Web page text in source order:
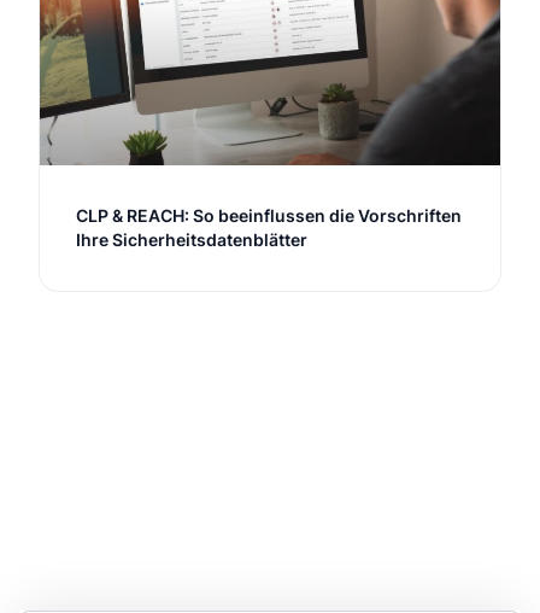
CLP & REACH: So beeinflussen die Vorschriften
Ihre Sicherheitsdatenblätter